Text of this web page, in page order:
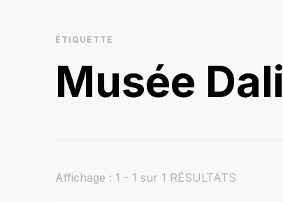
ÉTIQUETTE
Musée Dali
Affichage : 1 - 1 sur 1 RÉSULTATS